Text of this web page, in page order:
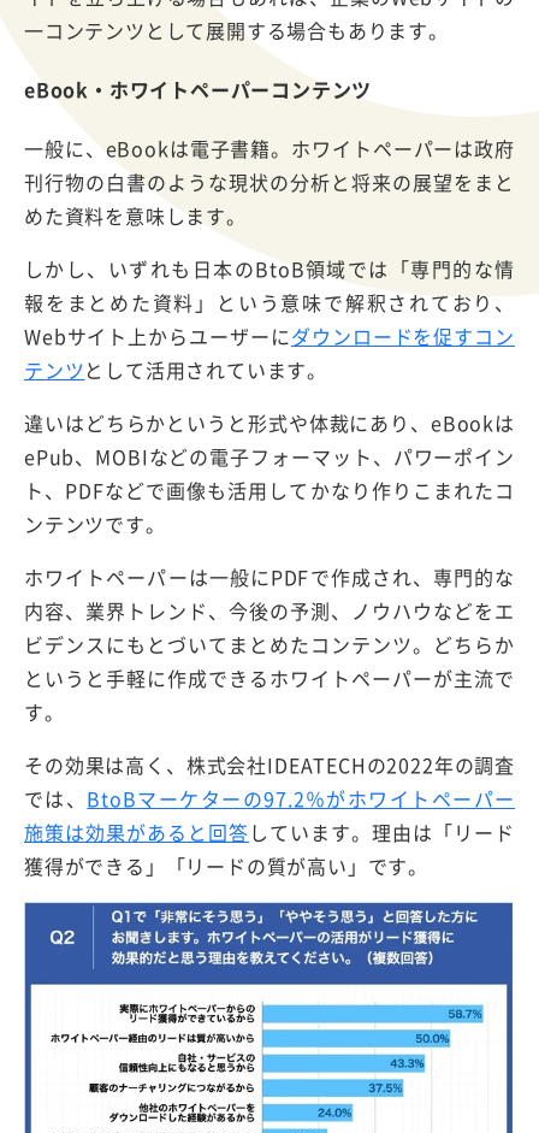
一コンテンツとして展開する場合もあります。
eBook・ホワイトペーパーコンテンツ
一般に、eBookは電子書籍。ホワイトペーパーは政府
刊行物の白書のような現状の分析と将来の展望をまと
めた資料を意味します。
しかし、いずれも日本のBtoB領域では「専門的な情
報をまとめた資料」という意味で解釈されており、
Webサイト上からユーザーにダウンロードを促すコン
テンツとして活用されています。
違いはどちらかというと形式や体裁にあり、eBookは
ePub、MOBIなどの電子フォーマット、パワーポイン
ト、PDFなどで画像も活用してかなり作りこまれたコ
ンテンツです。
ホワイトペーパーは一般にPDFで作成され、専門的な
内容、業界トレンド、今後の予測、ノウハウなどをエ
ビデンスにもとづいてまとめたコンテンツ。どちらか
というと手軽に作成できるホワイトペーパーが主流で
す。
その効果は高く、株式会社IDEATECHの2022年の調査
では、 BtoBマーケターの97.2％がホワイトペーパー
施策は効果があると回答しています。理由は「リード
獲得ができる」「リードの質が高い」です。